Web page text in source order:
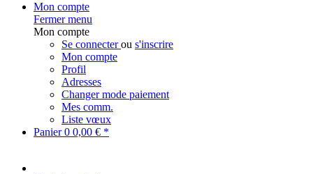
Mon compte
Fermer menu
Mon compte
Se connecterou s'inscrire
Mon compte
Profil
Adresses
Changer mode paiement
Mes comm.
Liste vœux
Panier0 0,00 € *